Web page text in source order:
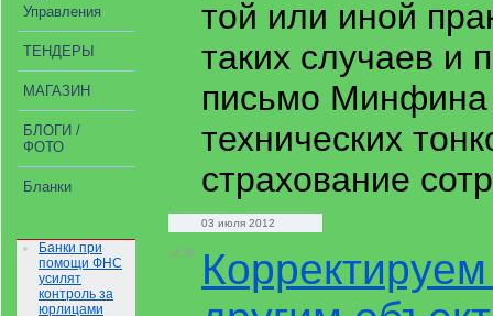
Управления
ТЕНДЕРЫ
МАГАЗИН
БЛОГИ /
ФОТО
Бланки
Банки при
помощи ФНС
усилят
контроль за
юрлицами
той или иной
таких случаев и
письмо Минфина
технических
страхование
03 июля 2012
14:39